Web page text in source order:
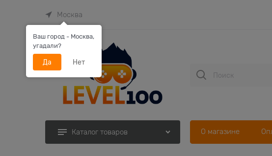
Москва
Каталог товаров О магазине
Ваш город - Москва,
угадали?
Да Нет